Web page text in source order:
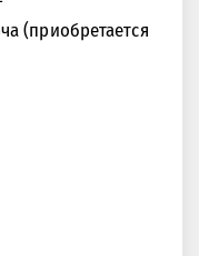
(приобретается